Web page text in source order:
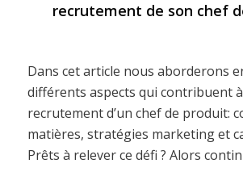
recrutement de son chef
Dans cet article nous aborderons
différents aspects qui contribuent
recrutement d’un chef de produit:
matières, stratégies marketing et
Prêts à relever ce défi ? Alors